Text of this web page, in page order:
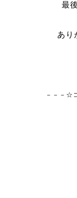
最
あり
－－－☆